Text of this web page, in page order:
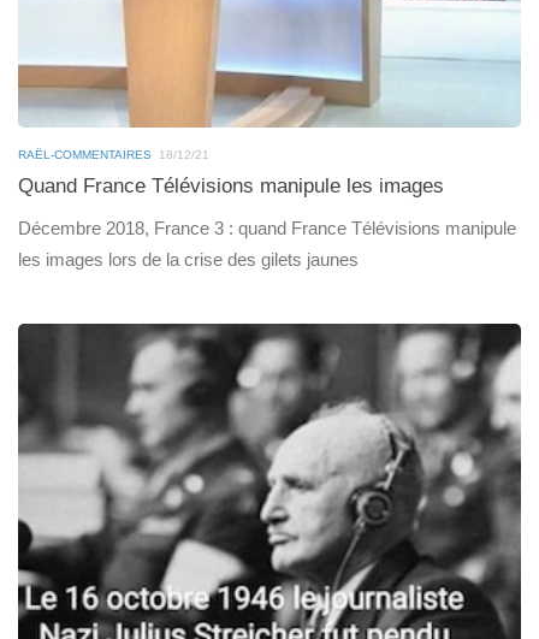
RAËL-COMMENTAIRES 18/12/21
Quand France Télévisions manipule les images
Décembre 2018, France 3 : quand France Télévisions manipule
les images lors de la crise des gilets jaunes